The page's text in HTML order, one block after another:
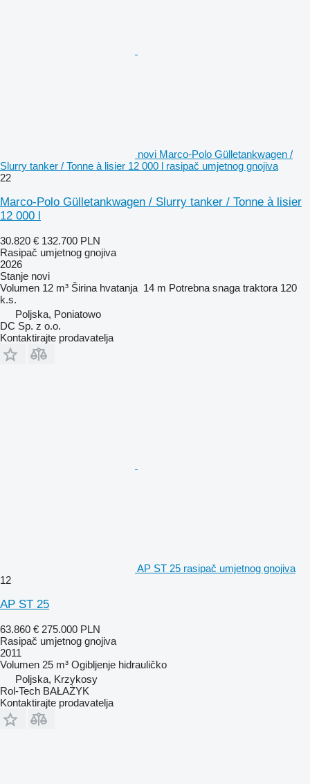
novi Marco-Polo Gülletankwagen /
Slurry tanker / Tonne à lisier 12 000 l rasipač umjetnog gnojiva
22
Marco-Polo Gülletankwagen / Slurry tanker / Tonne à lisier
12 000 l
30.820 € 132.700 PLN
Rasipač umjetnog gnojiva
2026
Stanje novi
Volumen 12 m³ Širina hvatanja 14 m Potrebna snaga traktora 120
k.s.
Poljska, Poniatowo
DC Sp. z o.o.
Kontaktirajte prodavatelja
AP ST 25 rasipač umjetnog gnojiva
12
AP ST 25
63.860 € 275.000 PLN
Rasipač umjetnog gnojiva
2011
Volumen 25 m³ Ogibljenje hidrauličko
Poljska, Krzykosy
Rol-Tech BAŁAŻYK
Kontaktirajte prodavatelja